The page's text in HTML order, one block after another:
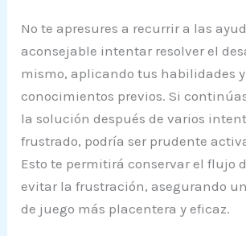
No te apresures a recurrir a las
aconsejable intentar resolver el
mismo, aplicando tus habilidades y
conocimientos previos. Si
la solución después de varios
frustrado, podría ser prudente
Esto te permitirá conservar el flujo
evitar la frustración, asegurando
de juego más placentera y eficaz.